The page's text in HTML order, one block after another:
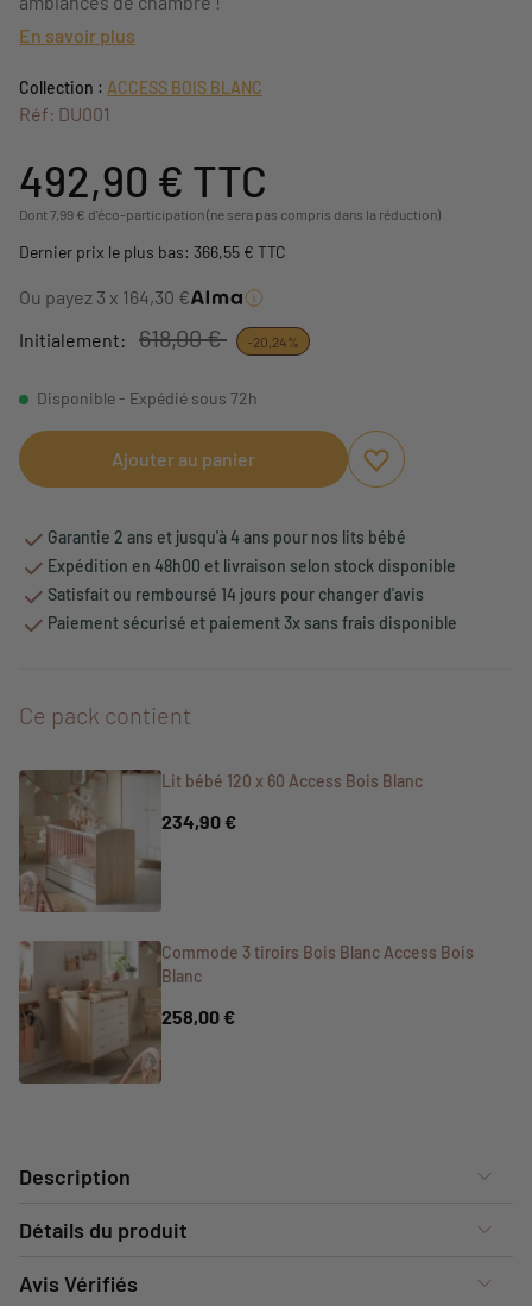
En savoir plus
Collection : ACCESS BOIS BLANC
Réf: DU001
492,90 € TTC
Dont 7,99 € d'éco-participation (ne sera pas compris dans la réduction)
Dernier prix le plus bas: 366,55 € TTC
Ou payez 3 x 164,30 €
Initialement:
618,00 € -20,24%
Disponible - Expédié sous 72h
Ajouter au panier
Ajouter aux favoris
Supprimer des
Garantie 2 ans et jusqu'à 4 ans pour nos lits bébé
Expédition en 48h00 et livraison selon stock disponible
Satisfait ou remboursé 14 jours pour changer d'avis
Paiement sécurisé et paiement 3x sans frais disponible
Ce pack contient
Lit bébé 120 x 60 Access Bois Blanc
234,90 €
Commode 3 tiroirs Bois Blanc Access Bois
Blanc
258,00 €
Description
Détails du produit
Avis Vérifiés